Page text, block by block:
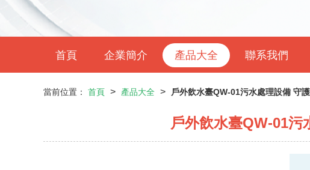
首頁 企業簡介 產品大全 聯系我們
當前位置： 首頁 > 產品大全 > 戶外飲水臺QW-01污水處理設備 守
戶外飲水臺QW-01污